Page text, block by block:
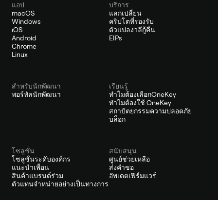
แอป
macOS
Windows
iOS
Android
Chrome
Linux
บริการ
แลกเปลี่ยน
คริปโตที่รองรับ
ตัวแปลงวลีกู้คืน
EIPs
สำหรับนักพัฒนา
พอร์ทัลนักพัฒนา
เรียนรู้
ทำไมต้องเลือกOneKey
ทำไมต้องใช้ OneKey
สถาปัตยกรรมความปลอดภัย
บล็อก
โซลูชั่น
โซลูชั่นระดับองค์กร
แนะนำเพื่อน
สินค้าแบรนด์ร่วม
ตัวแทนจำหน่ายอย่างเป็นทางการ
สนับสนุน
ศูนย์ช่วยเหลือ
ส่งคำขอ
อัพเดตเฟิร์มแวร์